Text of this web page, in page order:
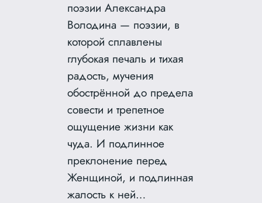
поэзии Александра
Володина — поэзии, в
которой сплавлены
глубокая печаль и тихая
радость, мучения
обострённой до предела
совести и трепетное
ощущение жизни как
чуда. И подлинное
преклонение перед
Женщиной, и подлинная
жалость к ней…